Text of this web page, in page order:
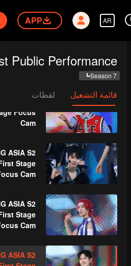
AR
APP
Season 7
قائمة التشغيل لقطات
Stage
Focus Cam
Stage
Focus
Cam
ASIA S2
Stage
Cam
ASIA S2
Stage
Cam
ASIA S2